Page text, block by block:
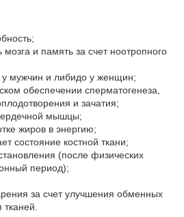
и память за счет ноотропного
у мужчин и либидо у женщин;
обеспечении сперматогенеза,
и зачатия;
мышцы;
жиров в энергию;
состояние костной ткани;
(после физических
период);
за счет улучшения обменных